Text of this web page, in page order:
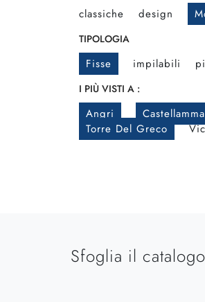
classiche design
TIPOLOGIA
Fisse impilabili
I PIÙ VISTI A :
Angri
Torre Del Greco
Sfoglia il catalogo